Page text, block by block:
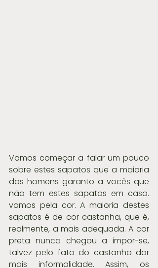
Vamos começar a falar um pouco
sobre estes sapatos que a maioria
dos homens garanto a vocês que
não tem estes sapatos em casa.
vamos pela cor. A maioria destes
sapatos é de cor castanha, que é,
realmente, a mais adequada. A cor
preta nunca chegou a impor-se,
talvez pelo fato do castanho dar
mais informalidade. Assim, os